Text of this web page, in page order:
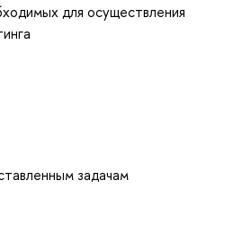
для осуществления
задачам